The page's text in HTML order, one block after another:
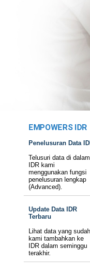
EMPOWERS IDR
Penelusuran Data
Telusuri data di dalam
IDR kami
menggunakan fungsi
penelusuran lengkap
(Advanced).
Update Data IDR
Terbaru
Lihat data yang sudah
kami tambahkan ke
IDR dalam seminggu
terakhir.